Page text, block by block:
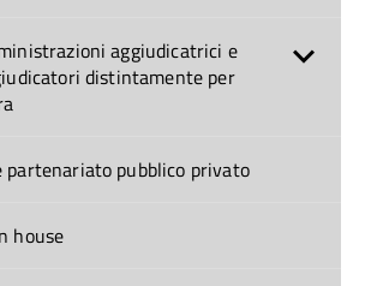
aggiudicatrici e
distintamente per
partenariato pubblico privato
house